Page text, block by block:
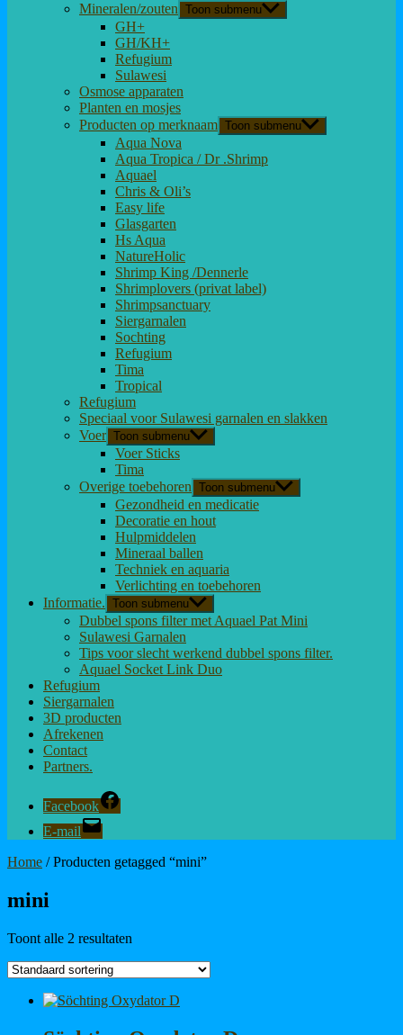
Mineralen/zouten Toon submenu
GH+
GH/KH+
Refugium
Sulawesi
Osmose apparaten
Planten en mosjes
Producten op merknaam Toon submenu
Aqua Nova
Aqua Tropica / Dr .Shrimp
Aquael
Chris & Oli’s
Easy life
Glasgarten
Hs Aqua
NatureHolic
Shrimp King /Dennerle
Shrimplovers (privat label)
Shrimpsanctuary
Siergarnalen
Sochting
Refugium
Tima
Tropical
Refugium
Speciaal voor Sulawesi garnalen en slakken
Voer Toon submenu
Voer Sticks
Tima
Overige toebehoren Toon submenu
Gezondheid en medicatie
Decoratie en hout
Hulpmiddelen
Mineraal ballen
Techniek en aquaria
Verlichting en toebehoren
Informatie. Toon submenu
Dubbel spons filter met Aquael Pat Mini
Sulawesi Garnalen
Tips voor slecht werkend dubbel spons filter.
Aquael Socket Link Duo
Refugium
Siergarnalen
3D producten
Afrekenen
Contact
Partners.
Facebook
E-mail
Home / Producten getagged “mini”
mini
Toont alle 2 resultaten